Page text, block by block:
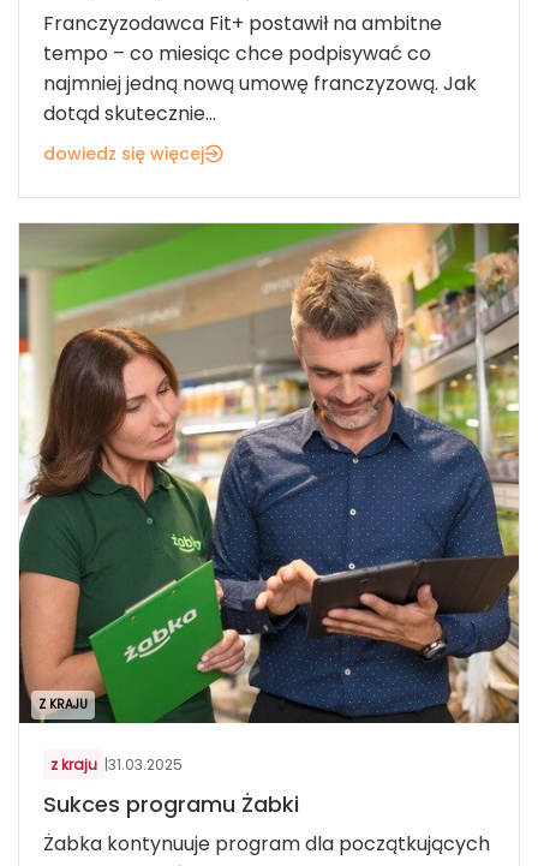
Franczyzodawca Fit+ postawił na ambitne
tempo – co miesiąc chce podpisywać co
najmniej jedną nową umowę franczyzową. Jak
dotąd skutecznie...
dowiedz się więcej
Z KRAJU
z kraju |31.03.2025
Sukces programu Żabki
Żabka kontynuuje program dla początkujących